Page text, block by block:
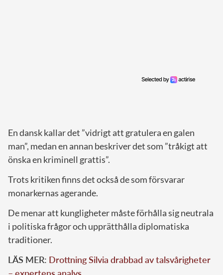
En dansk kallar det ”vidrigt att gratulera en galen
man”, medan en annan beskriver det som ”tråkigt att
önska en kriminell grattis”.
Trots kritiken finns det också de som försvarar
monarkernas agerande.
De menar att kungligheter måste förhålla sig neutrala
i politiska frågor och upprätthålla diplomatiska
traditioner.
LÄS MER: Drottning Silvia drabbad av talsvårigheter